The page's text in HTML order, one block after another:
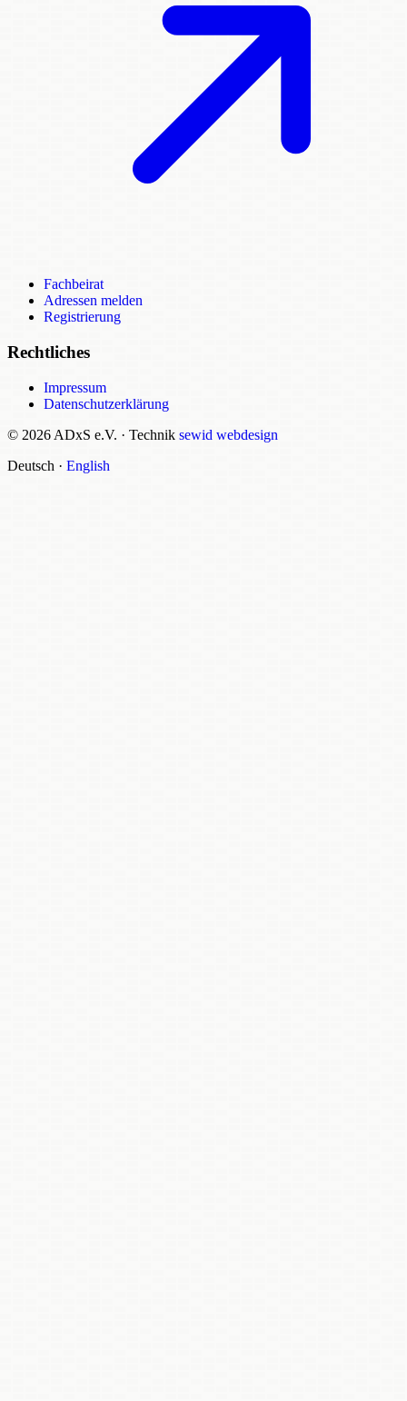
Fachbeirat
Adressen melden
Registrierung
Rechtliches
Impressum
Datenschutzerklärung
© 2026 ADxS e.V. · Technik sewid webdesign
Deutsch · English